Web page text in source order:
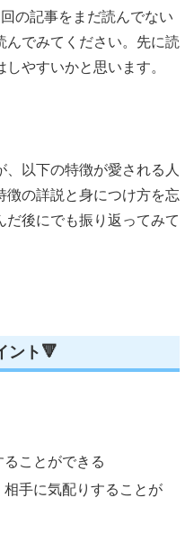
の記事をまだ読んでない
んでみてください。先に読
やすいかと思います。
以下の特徴が愛される人
徴の詳説と身につけ方を忘
だ後にでも振り返ってみて
ント🔻
ことができる
手に気配りすることが